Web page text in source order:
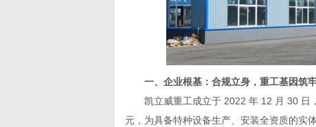
一、企业根基：合规立身，重工基因筑
凯立威重工成立于 2022 年 12 月 30 日
元，为具备特种设备生产、安装全资质的实